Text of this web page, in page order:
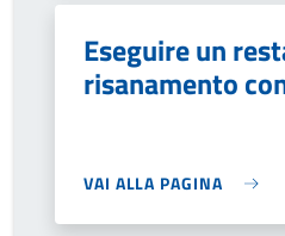
Eseguire un
risanamento
VAI ALLA PAGINA